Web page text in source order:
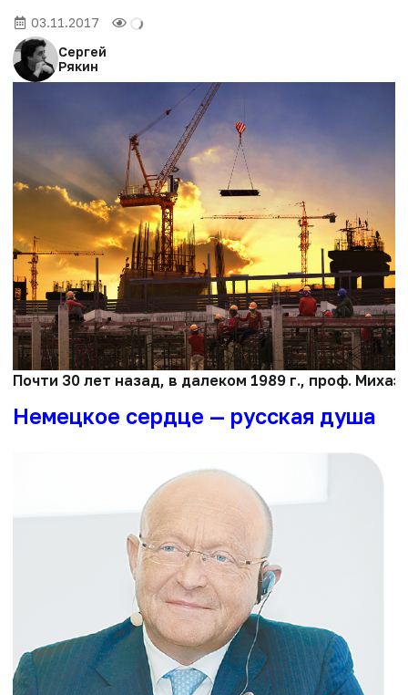
03.11.2017
Сергей
Рякин
Почти 30 лет назад, в далеком 1989 г., проф.
Немецкое сердце — русская душа